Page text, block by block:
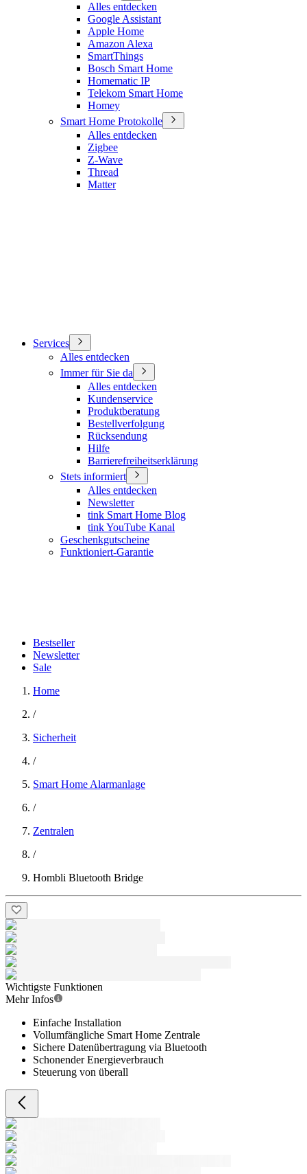
Alles entdecken
Google Assistant
Apple Home
Amazon Alexa
SmartThings
Bosch Smart Home
Homematic IP
Telekom Smart Home
Homey
Smart Home Protokolle
Alles entdecken
Zigbee
Z-Wave
Thread
Matter
Services
Alles entdecken
Immer für Sie da
Alles entdecken
Kundenservice
Produktberatung
Bestellverfolgung
Rücksendung
Hilfe
Barrierefreiheitserklärung
Stets informiert
Alles entdecken
Newsletter
tink Smart Home Blog
tink YouTube Kanal
Geschenkgutscheine
Funktioniert-Garantie
Bestseller
Newsletter
Sale
Home
/
Sicherheit
/
Smart Home Alarmanlage
/
Zentralen
/
Hombli Bluetooth Bridge
Wichtigste Funktionen
Mehr Infos
Einfache Installation
Vollumfängliche Smart Home Zentrale
Sichere Datenübertragung via Bluetooth
Schonender Energieverbrauch
Steuerung von überall